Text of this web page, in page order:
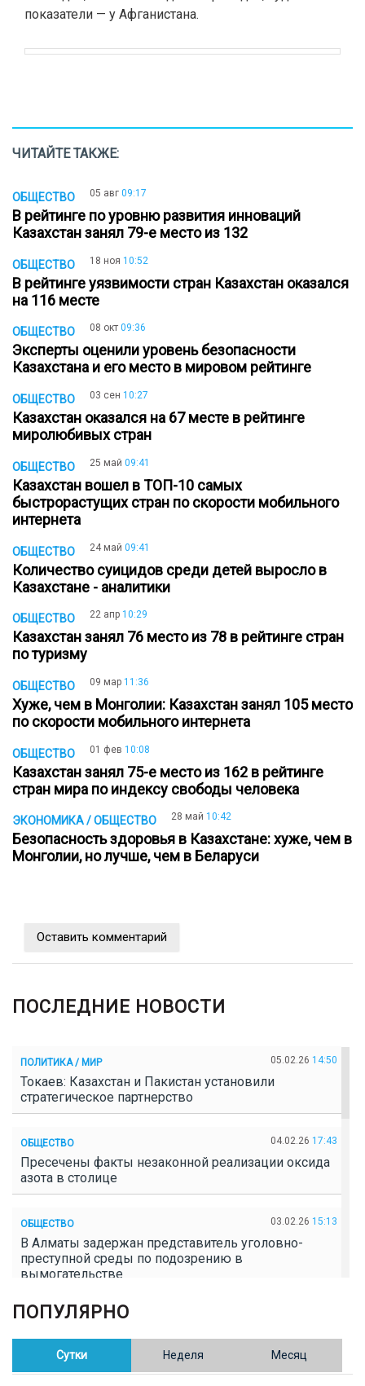
показатели — у Афганистана.
ЧИТАЙТЕ ТАКЖЕ:
ОБЩЕСТВО 05 авг 09:17
В рейтинге по уровню развития инноваций
Казахстан занял 79-е место из 132
ОБЩЕСТВО 18 ноя 10:52
В рейтинге уязвимости стран Казахстан оказался
на 116 месте
ОБЩЕСТВО 08 окт 09:36
Эксперты оценили уровень безопасности
Казахстана и его место в мировом рейтинге
ОБЩЕСТВО 03 сен 10:27
Казахстан оказался на 67 месте в рейтинге
миролюбивых стран
ОБЩЕСТВО 25 май 09:41
Казахстан вошел в ТОП-10 самых
быстрорастущих стран по скорости мобильного
интернета
ОБЩЕСТВО 24 май 09:41
Количество суицидов среди детей выросло в
Казахстане - аналитики
ОБЩЕСТВО 22 апр 10:29
Казахстан занял 76 место из 78 в рейтинге стран
по туризму
ОБЩЕСТВО 09 мар 11:36
Хуже, чем в Монголии: Казахстан занял 105 место
по скорости мобильного интернета
ОБЩЕСТВО 01 фев 10:08
Казахстан занял 75-е место из 162 в рейтинге
стран мира по индексу свободы человека
ЭКОНОМИКА / ОБЩЕСТВО 28 май 10:42
Безопасность здоровья в Казахстане: хуже, чем в
Монголии, но лучше, чем в Беларуси
Оставить комментарий
ПОСЛЕДНИЕ НОВОСТИ
ПОЛИТИКА / МИР 05.02.26 14:50
Токаев: Казахстан и Пакистан установили
стратегическое партнерство
ОБЩЕСТВО 04.02.26 17:43
Пресечены факты незаконной реализации оксида
азота в столице
ОБЩЕСТВО 03.02.26 15:13
В Алматы задержан представитель уголовно-
преступной среды по подозрению в
вымогательстве
ОБЩЕСТВО
Полицейские пресекли незаконное выращивание
конопли в Таразе
ПОПУЛЯРНО
Сутки Неделя Месяц